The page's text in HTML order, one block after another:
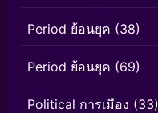
Period ย้อนยุค (38)
Period ย้อนยุค (69)
Political การเมือง (33)